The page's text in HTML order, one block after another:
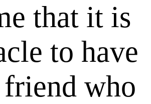
that it is
to have
who